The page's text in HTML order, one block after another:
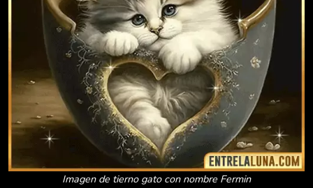
Imagen de tierno gato con nombre Fermin